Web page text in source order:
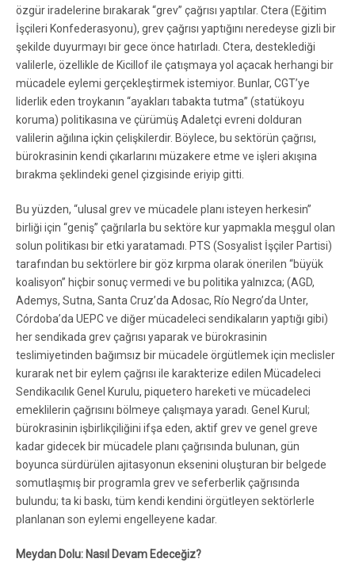
özgür iradelerine bırakarak “grev” çağrısı yaptılar. Ctera (Eğitim
İşçileri Konfederasyonu), grev çağrısı yaptığını neredeyse gizli bir
şekilde duyurmayı bir gece önce hatırladı. Ctera, desteklediği
valilerle, özellikle de Kicillof ile çatışmaya yol açacak herhangi bir
mücadele eylemi gerçekleştirmek istemiyor. Bunlar, CGT’ye
liderlik eden troykanın “ayakları tabakta tutma” (statükoyu
koruma) politikasına ve çürümüş Adaletçi evreni dolduran
valilerin ağılına içkin çelişkilerdir. Böylece, bu sektörün çağrısı,
bürokrasinin kendi çıkarlarını müzakere etme ve işleri akışına
bırakma şeklindeki genel çizgisinde eriyip gitti.
Bu yüzden, “ulusal grev ve mücadele planı isteyen herkesin”
birliği için “geniş” çağrılarla bu sektöre kur yapmakla meşgul olan
solun politikası bir etki yaratamadı. PTS (Sosyalist İşçiler Partisi)
tarafından bu sektörlere bir göz kırpma olarak önerilen “büyük
koalisyon” hiçbir sonuç vermedi ve bu politika yalnızca; (AGD,
Ademys, Sutna, Santa Cruz’da Adosac, Río Negro’da Unter,
Córdoba’da UEPC ve diğer mücadeleci sendikaların yaptığı gibi)
her sendikada grev çağrısı yaparak ve bürokrasinin
teslimiyetinden bağımsız bir mücadele örgütlemek için meclisler
kurarak net bir eylem çağrısı ile karakterize edilen Mücadeleci
Sendikacılık Genel Kurulu, piquetero hareketi ve mücadeleci
emeklilerin çağrısını bölmeye çalışmaya yaradı. Genel Kurul;
bürokrasinin işbirlikçiliğini ifşa eden, aktif grev ve genel greve
kadar gidecek bir mücadele planı çağrısında bulunan, gün
boyunca sürdürülen ajitasyonun eksenini oluşturan bir belgede
somutlaşmış bir programla grev ve seferberlik çağrısında
bulundu; ta ki baskı, tüm kendi kendini örgütleyen sektörlerle
planlanan son eylemi engelleyene kadar.
Meydan Dolu: Nasıl Devam Edeceğiz?